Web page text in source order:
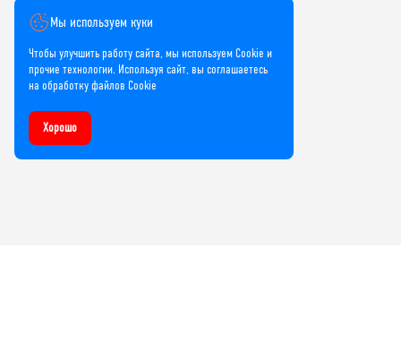
Мы используем куки
Чтобы улучшить работу сайта, мы используем Cookie и
прочие технологии. Используя сайт, вы соглашаетесь
на обработку файлов Cookie
Хорошо